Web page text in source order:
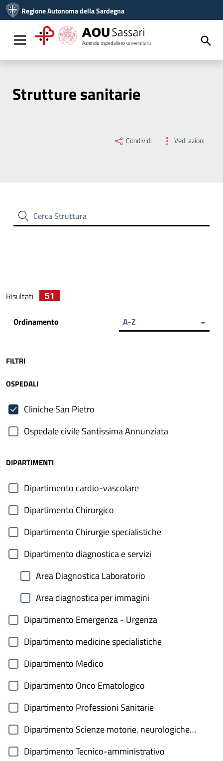
Vai al menu di navigazione
Vai al footer
Regione Autonoma della Sardegna
Toggle navigation
Strutture sanitarie
Condividi Vedi azioni
Cerca Struttura
Risultati 51
Ordinamento A-Z
FILTRI
OSPEDALI
Cliniche San Pietro
Ospedale civile Santissima Annunziata
DIPARTIMENTI
Dipartimento cardio-vascolare
Dipartimento Chirurgico
Dipartimento Chirurgie specialistiche
Dipartimento diagnostica e servizi
Area Diagnostica Laboratorio
Area diagnostica per immagini
Dipartimento Emergenza - Urgenza
Dipartimento medicine specialistiche
Dipartimento Medico
Dipartimento Onco Ematologico
Dipartimento Professioni Sanitarie
Dipartimento Scienze motorie, neurologiche e riabilitative
Dipartimento Tecnico-amministrativo